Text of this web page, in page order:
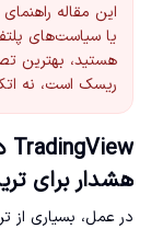
این مقاله
یا سیاست‌های
هستید، بهترین
ریسک است، نه
هشدار برای
در عمل، بسیاری از